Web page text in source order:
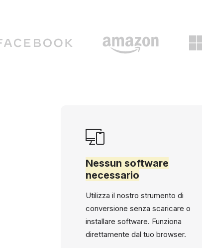
Nessun software
necessario
Utilizza il nostro strumento di
conversione senza scaricare o
installare software. Funziona
direttamente dal tuo browser.